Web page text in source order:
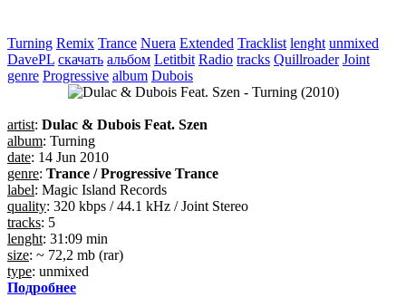
Turning Remix Trance Nuera Extended Tracklist lenght unmixed
DavePL скачать альбом Letitbit Radio tracks Quillroader Joint
genre Progressive album Dubois
artist: Dulac & Dubois Feat. Szen
album: Turning
date: 14 Jun 2010
genre: Trance / Progressive Trance
label: Magic Island Records
quality: 320 kbps / 44.1 kHz / Joint Stereo
tracks: 5
lenght: 31:09 min
size: ~ 72,2 mb (rar)
type: unmixed
Подробнее